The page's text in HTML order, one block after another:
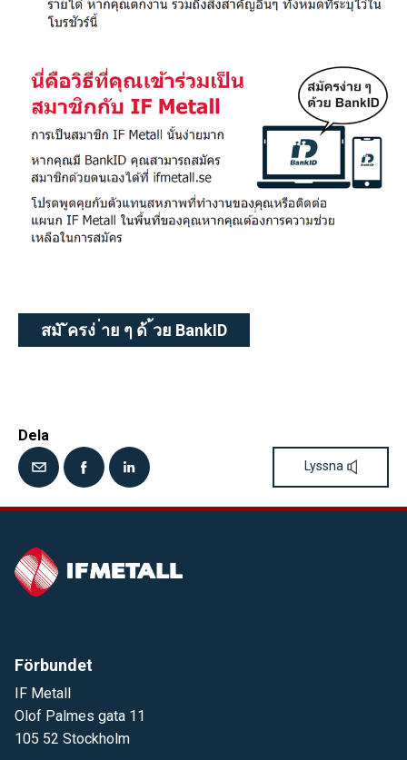
สมั ัครง่ ่าย ๆ ด้ ้วย BankID
Dela
Lyssna
Förbundet
IF Metall
Olof Palmes gata 11
105 52 Stockholm